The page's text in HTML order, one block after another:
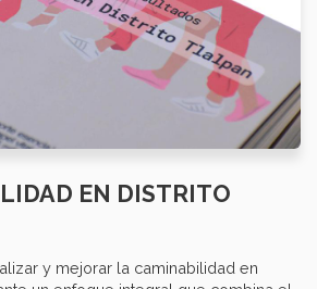
EN DISTRITO
y mejorar la caminabilidad en